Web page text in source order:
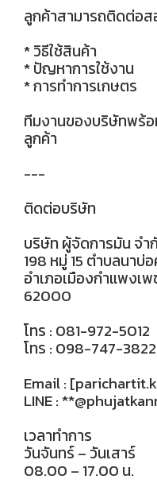
ลูกค้าสามารถติดต่อส
* วิธีใช้สินค้า
* ปัญหาการใช้งาน
* การทำการเกษตร
ทีมงานของบริษัทพร้อ
ลูกค้า
---
ติดต่อบริษัท
บริษัท ผู้จัดการมัน จำ
198 หมู่ 15 ตำบลนาบ่
อำเภอเมืองกำแพงเ
62000
โทร : 081-972-5012
โทร : 098-747-3822
Email :
LINE :
เวลาทำการ
วันจันทร์ – วันเสาร์
08.00 – 17.00 น.